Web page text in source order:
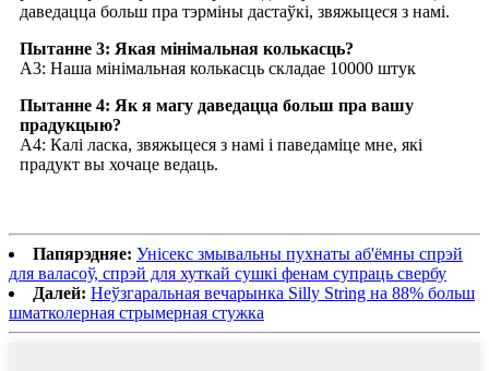
даведацца больш пра тэрміны дастаўкі, звяжыцеся з намі.
Пытанне 3: Якая мінімальная колькасць?
A3: Наша мінімальная колькасць складае 10000 штук
Пытанне 4: Як я магу даведацца больш пра вашу
прадукцыю?
A4: Калі ласка, звяжыцеся з намі і паведаміце мне, які
прадукт вы хочаце ведаць.
Папярэдняе: Унісекс змывальны пухнаты аб'ёмны спрэй
для валасоў, спрэй для хуткай сушкі фенам супраць свербу
Далей: Неўзгаральная вечарынка Silly String на 88% больш
шматколерная стрымерная стужка